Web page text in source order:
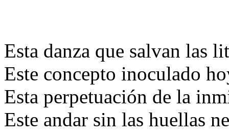
Esta danza que salvan las
Este concepto inoculado
Esta perpetuación de la
Este andar sin las huellas